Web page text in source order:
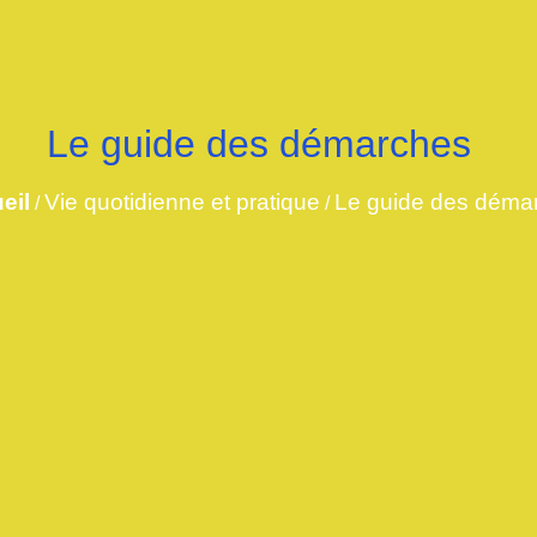
Le guide des démarches
/Vie quotidienne et pratique / Le guide des